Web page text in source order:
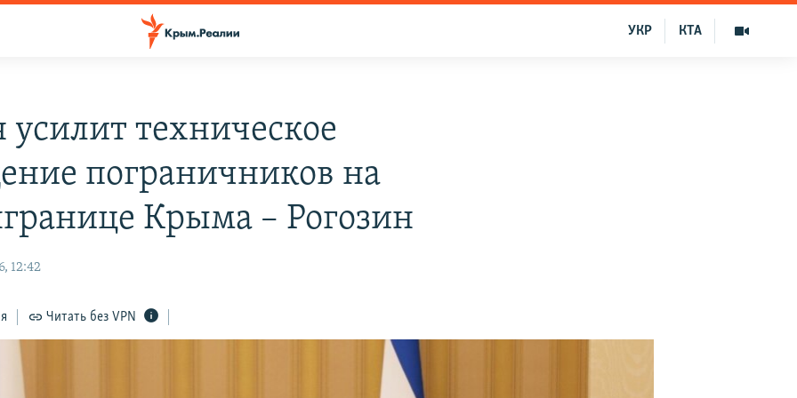
КТА
УКР
усилит техническое
пограничников на
Крыма – Рогозин
12:42
Читать без VPN